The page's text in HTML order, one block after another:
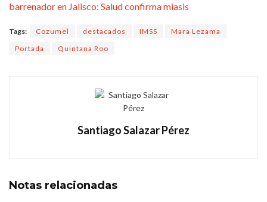
barrenador en Jalisco: Salud confirma miasis
Tags: Cozumel destacados IMSS
Mara Lezama
Portada
Quintana Roo
Santiago Salazar Pérez
Notas relacionadas